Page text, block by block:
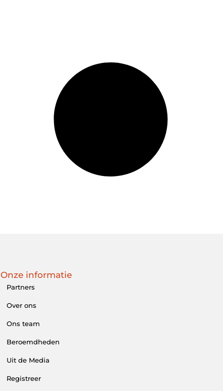
Onze informatie
Partners
Over ons
Ons team
Beroemdheden
Uit de Media
Registreer